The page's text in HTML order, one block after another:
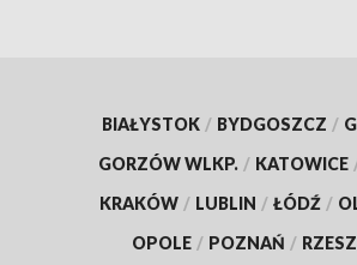
BIAŁYSTOK / BYDGOSZCZ /
GORZÓW WLKP. / KATOWICE
KRAKÓW / LUBLIN / ŁÓDŹ /
OPOLE / POZNAŃ /